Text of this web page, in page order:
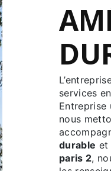
services en
Entreprise
nous
durable et
paris 2,